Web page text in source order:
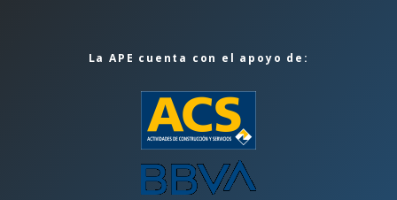
La APE cuenta con el apoyo de: